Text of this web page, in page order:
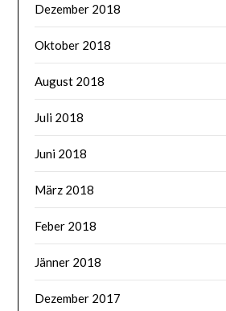
Dezember 2018
Oktober 2018
August 2018
Juli 2018
Juni 2018
März 2018
Feber 2018
Jänner 2018
Dezember 2017